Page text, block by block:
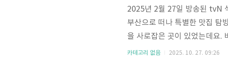
2025년 2월 27일 방송된 tvN
부산으로 떠나 특별한 맛집 탐
을 사로잡은 곳이 있었는데요.
식빵 맛집이었습니다. 이곳은
카테고리 없음 2025. 10. 27. 09:26